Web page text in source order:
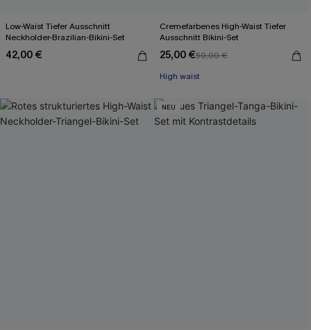
Low-Waist Tiefer Ausschnitt
Neckholder-Brazilian-Bikini-Set
42,00 €
Cremefarbenes High-Waist Tiefer
Ausschnitt Bikini-Set
25,00 €50,00 €
High waist
NEU